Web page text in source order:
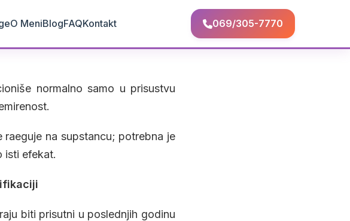
O MeniBlogFAQKontakt 069/305-7770
normalno samo u prisustvu
na supstancu; potrebna je
isti efekat.
biti prisutni u poslednjih godinu